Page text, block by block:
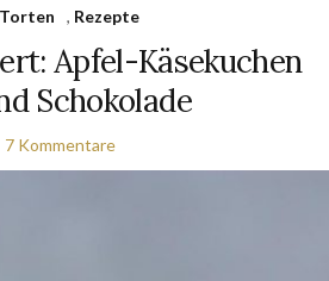
, Rezepte
Apfel-Käsekuchen
Schokolade
7 Kommentare